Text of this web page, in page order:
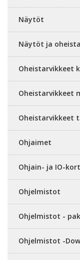
Näytöt
Näytöt ja
Oheistarvikkeet
Oheistarvikkeet
Oheistarvikkeet
Ohjaimet
Ohjain- ja IO-
Ohjelmistot
Ohjelmistot -
Ohjelmistot -